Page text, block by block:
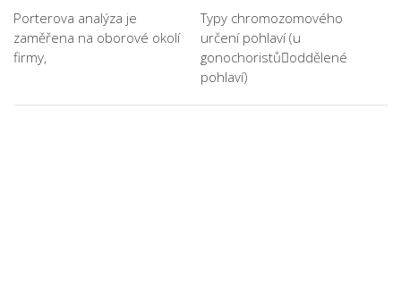
Porterova analýza je
zaměřena na oborové okolí
firmy,
Typy chromozomového
určení pohlaví (u
gonochoristůoddělené
pohlaví)